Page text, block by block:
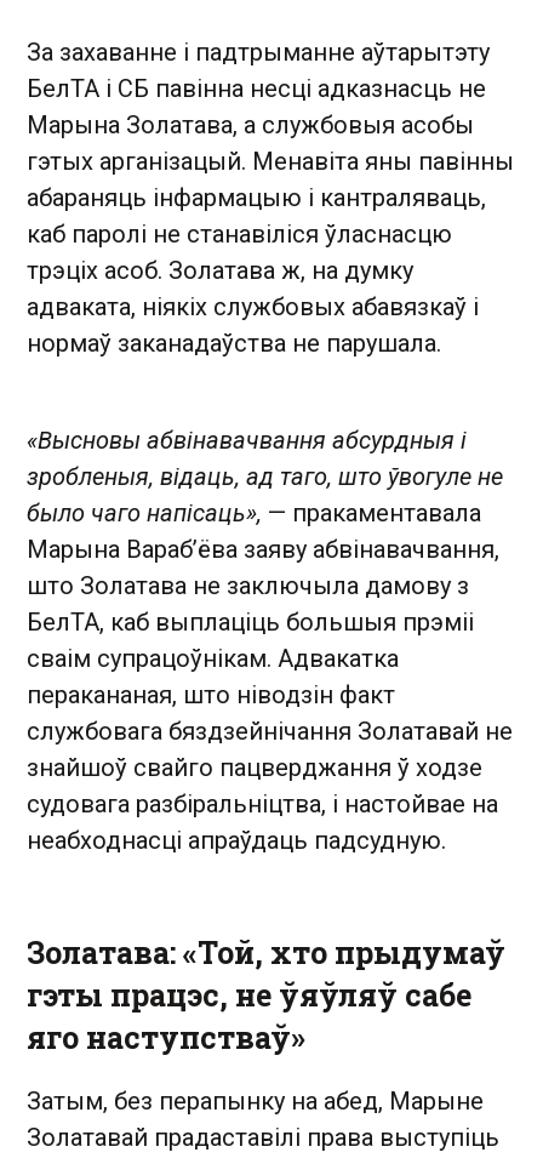
За захаванне і падтрыманне аўтарытэту
БелТА і СБ павінна несці адказнасць не
Марына Золатава, а службовыя асобы
гэтых арганізацый. Менавіта яны павінны
абараняць інфармацыю і кантраляваць,
каб паролі не станавіліся ўласнасцю
трэціх асоб. Золатава ж, на думку
адваката, ніякіх службовых абавязкаў і
нормаў заканадаўства не парушала.
«Высновы абвінавачвання абсурдныя і
зробленыя, відаць, ад таго, што ўвогуле не
было чаго напісаць», — пракаментавала
Марына Вараб’ёва заяву абвінавачвання,
што Золатава не заключыла дамову з
БелТА, каб выплаціць большыя прэміі
сваім супрацоўнікам. Адвакатка
перакананая, што ніводзін факт
службовага бяздзейнічання Золатавай не
знайшоў свайго пацверджання ў ходзе
судовага разбіральніцтва, і настойвае на
неабходнасці апраўдаць падсудную.
Золатава: «Той, хто прыдумаў
гэты працэс, не ўяўляў сабе
яго наступстваў»
Затым, без перапынку на абед, Марыне
Золатавай прадаставілі права выступіць